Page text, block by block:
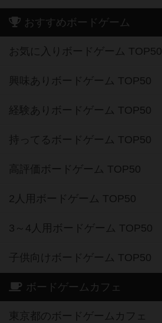
おすすめボードゲーム
お気に入りボードゲーム TOP50
興味ありボードゲーム TOP50
経験ありボードゲーム TOP50
持ってるボードゲーム TOP50
高評価ボードゲーム TOP50
2人用ボードゲーム TOP50
3～4人用ボードゲーム TOP50
子供向けボードゲーム TOP50
ボードゲームカフェ
東京都のボードゲームカフェ